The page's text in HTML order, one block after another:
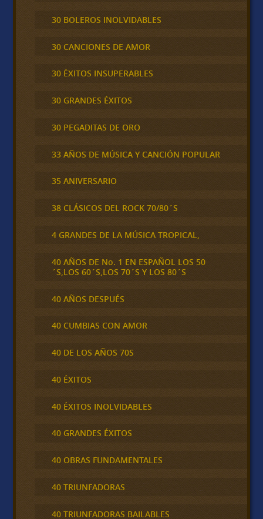
30 BOLEROS INOLVIDABLES
30 CANCIONES DE AMOR
30 ÉXITOS INSUPERABLES
30 GRANDES ÉXITOS
30 PEGADITAS DE ORO
33 AÑOS DE MÚSICA Y CANCIÓN POPULAR
35 ANIVERSARIO
38 CLÁSICOS DEL ROCK 70/80´S
4 GRANDES DE LA MÚSICA TROPICAL,
40 AÑOS DE No. 1 EN ESPAÑOL LOS 50
´S,LOS 60´S,LOS 70´S Y LOS 80´S
40 AÑOS DESPUÉS
40 CUMBIAS CON AMOR
40 DE LOS AÑOS 70S
40 ÉXITOS
40 ÉXITOS INOLVIDABLES
40 GRANDES ÉXITOS
40 OBRAS FUNDAMENTALES
40 TRIUNFADORAS
40 TRIUNFADORAS BAILABLES